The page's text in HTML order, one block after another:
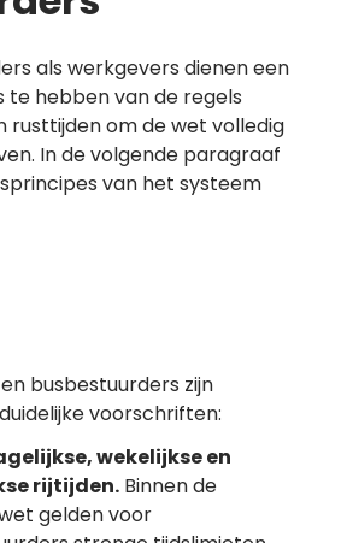
als werkgevers dienen een
te hebben van de regels
rusttijden om de wet volledig
In de volgende paragraaf
van het systeem
busbestuurders zijn
voorschriften:
wekelijkse en
rijtijden. Binnen de
gelden voor